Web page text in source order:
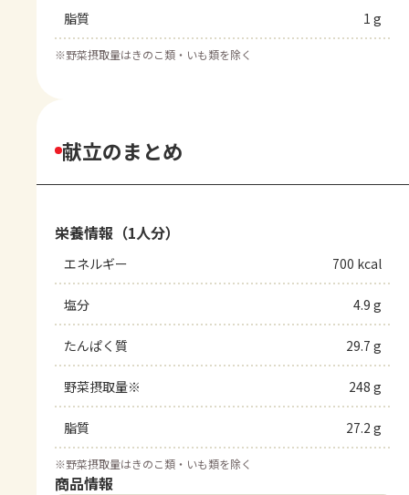
脂質 1 g
※野菜摂取量はきのこ類・いも類を除く
献立のまとめ
栄養情報（1人分）
エネルギー 700 kcal
塩分 4.9 g
たんぱく質 29.7 g
野菜摂取量※ 248 g
脂質 27.2 g
※野菜摂取量はきのこ類・いも類を除く
商品情報